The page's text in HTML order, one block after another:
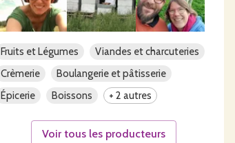
Fruits et Légumes
Viandes et charcuteries
Crèmerie
Boulangerie et pâtisserie
Épicerie
Boissons + 2 autres
Voir tous les producteurs